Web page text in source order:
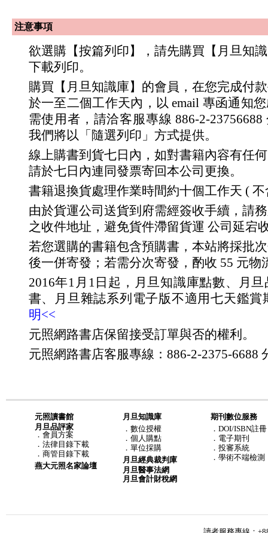
注意事項
欲選購【按篇列印】，請先購買【月旦知
下載列印。
購買【月旦知識庫】的會員，在您完成付
於一至二個工作天內，以 email 專函通知
需使用者，請洽客服專線 886-2-23756688
我們將以「隨選列印」方式提供。
線上購書到貨七日內，如對書籍內容有任
請於七日內連同發票寄回本公司更換。
書籍退換貨處理作業時間約十個工作天 (
由於貨運公司送貨到府需經簽收手續，請
之收件地址，避免貨件滯留貨運 公司延宕
若您選購的書籍包含預購書，本站將採批
後一併寄發；若需分次寄發，酌收 55 元物
2016年1月1日起，月旦知識庫點數、月
書、月旦雜誌系列電子版不適用七天鑑賞
明<<
元照網路書店保留接受訂單與否的權利。
元照網路書店客服專線：886-2-2375-6688
元照讀書館
月旦品評家
． 會員方案
． 法律目錄下載
． 商管目錄下載
燕大元照名家論壇
月旦知識庫
． 數位授權
． 個人購點
． 單位採購
月旦經典裁判庫
月旦醫事法網
月旦會計財稅網
期刊數位服務
．DOI/ISBN註冊
．電子期刊
．投審系統
．學術不端檢測